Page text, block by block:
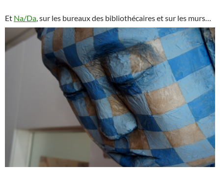
Et Na/Da, sur les bureaux des bibliothécaires et sur les murs…